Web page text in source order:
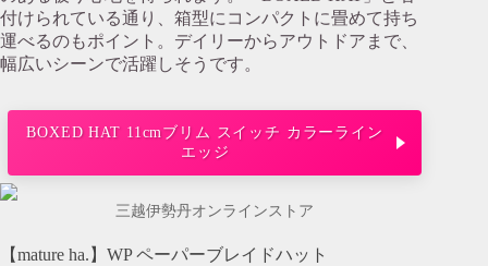
付けられている通り、箱型にコンパクトに畳めて持ち
運べるのもポイント。デイリーからアウトドアまで、
幅広いシーンで活躍しそうです。
BOXED HAT 11cmブリム スイッチ カラーライン
エッジ
三越伊勢丹オンラインストア
【mature ha.】WP ペーパーブレイドハット